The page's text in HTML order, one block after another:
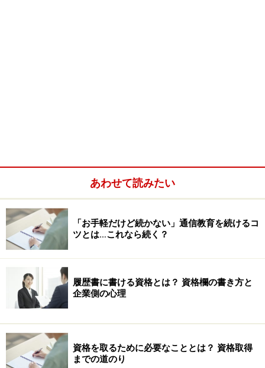
あわせて読みたい
「お手軽だけど続かない」通信教育を続けるコ
ツとは…これなら続く？
履歴書に書ける資格とは？ 資格欄の書き方と
企業側の心理
資格を取るために必要なこととは？ 資格取得
までの道のり